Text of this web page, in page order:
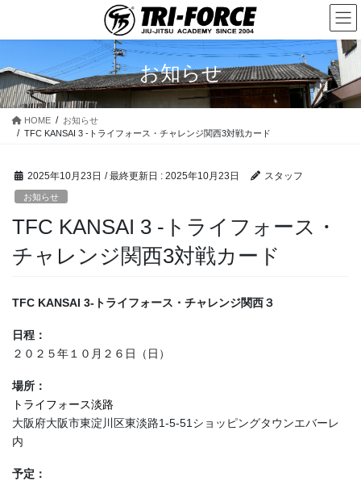
テ
ツ
に
移
ゲ
シ
ョ
ン
お知らせ
HOME
お知らせ
TFC KANSAI 3 -トライフォース・チャレンジ関西3対戦カード
2025年10月23日 / 最終更新日 : 2025年10月23日 スタッフ
お知らせ
TFC KANSAI 3 -トライフォース・
チャレンジ関西3対戦カード
TFC KANSAI 3-トライフォース・チャレンジ関西３
日程：
２０２５年１０月２６日（日）
場所：
トライフォース淡路
大阪府大阪市東淀川区東淡路1-5-51ショッピングタウンエバーレ
内
予定：